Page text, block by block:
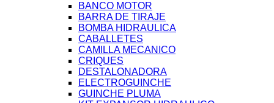
BANCO MOTOR
BARRA DE TIRAJE
BOMBA HIDRAULICA
CABALLETES
CAMILLA MECANICO
CRIQUES
DESTALONADORA
ELECTROGUINCHE
GUINCHE PLUMA